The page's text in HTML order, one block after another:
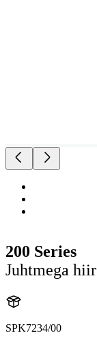
200 Series
Juhtmega hiir
SPK7234/00